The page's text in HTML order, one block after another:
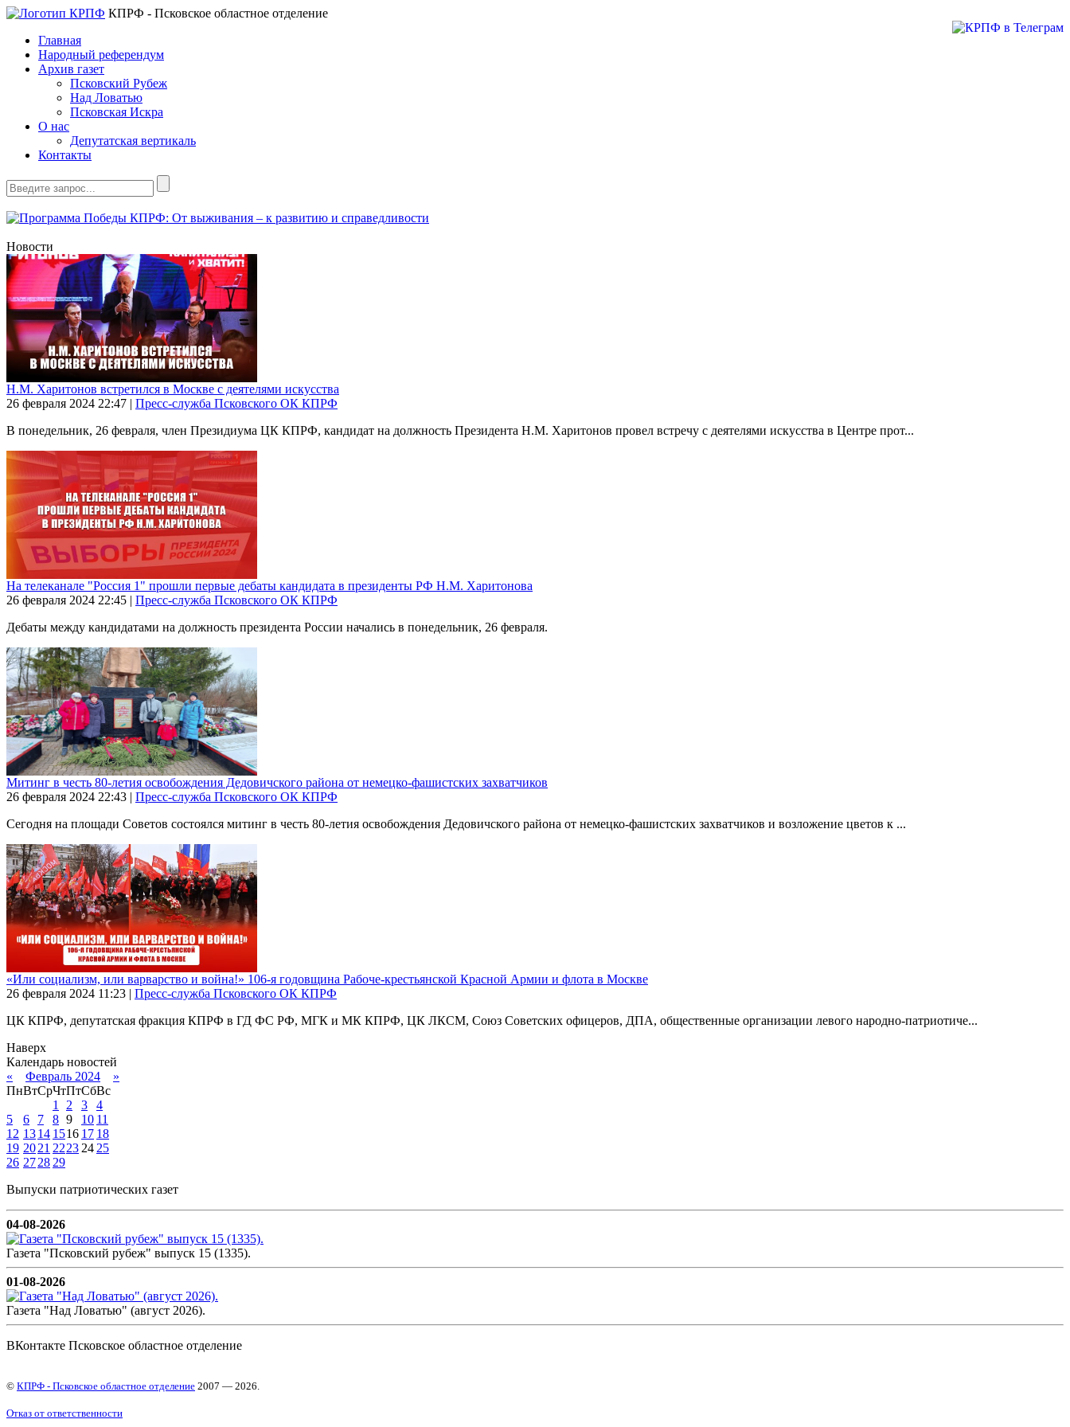
КПРФ - Псковское областное отделение
Главная
Народный референдум
Архив газет
Псковский Рубеж
Над Ловатью
Псковская Искра
О нас
Депутатская вертикаль
Контакты
Новости
Н.М. Харитонов встретился в Москве с деятелями искусства
26 февраля 2024 22:47 | Пресс-служба Псковского ОК КПРФ
В понедельник, 26 февраля, член Президиума ЦК КПРФ, кандидат на должность Президента Н.М. Харитонов провел встречу с деятелями искусства в Центре прот...
На телеканале "Россия 1" прошли первые дебаты кандидата в президенты РФ Н.М. Харитонова
26 февраля 2024 22:45 | Пресс-служба Псковского ОК КПРФ
Дебаты между кандидатами на должность президента России начались в понедельник, 26 февраля.
Митинг в честь 80-летия освобождения Дедовичского района от немецко-фашистских захватчиков
26 февраля 2024 22:43 | Пресс-служба Псковского ОК КПРФ
Сегодня на площади Советов состоялся митинг в честь 80-летия освобождения Дедовичского района от немецко-фашистских захватчиков и возложение цветов к ...
«Или социализм, или варварство и война!» 106-я годовщина Рабоче-крестьянской Красной Армии и флота в Москве
26 февраля 2024 11:23 | Пресс-служба Псковского ОК КПРФ
ЦК КПРФ, депутатская фракция КПРФ в ГД ФС РФ, МГК и МК КПРФ, ЦК ЛКСМ, Союз Советских офицеров, ДПА, общественные организации левого народно-патриотиче...
Наверх
Календарь новостей
«
Февраль 2024
»
ПнВтСрЧтПтСбВс
1
2 3
4
5
6 7 8 9 10 11
12 1314 1516 17 18
19 2021 2223 24 25
26 2728 29
Выпуски патриотических газет
04-08-2026
Газета "Псковский рубеж" выпуск 15 (1335).
01-08-2026
Газета "Над Ловатью" (август 2026).
ВКонтакте Псковское областное отделение
© КПРФ - Псковское областное отделение 2007 — 2026.
Отказ от ответственности